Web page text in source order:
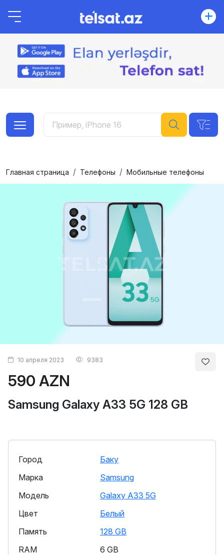
Главная страница Телефоны Мобильные телефоны
590 AZN
Samsung Galaxy A33 5G 128 GB
10 апреля 2023 9383
Город
Баку
Марка
Samsung
Модель
Galaxy A33 5G
Цвет
Белый
Память
128 GB
RAM
6 GB